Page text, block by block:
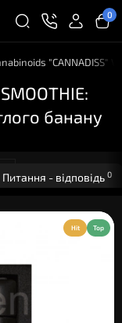
0
"CANNADISS"
банану
Питання - відповідь 0
Hit Top